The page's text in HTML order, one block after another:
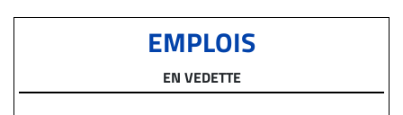
EMPLOIS
EN VEDETTE